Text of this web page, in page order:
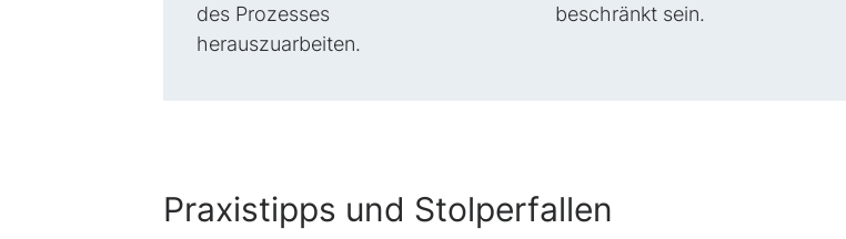
des Prozesses
herauszuarbeiten.
beschränkt sein.
Praxistipps und Stolperfallen